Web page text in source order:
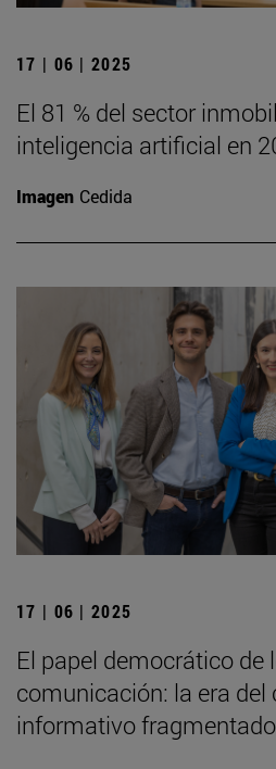
17 | 06 | 2025
El 81 % del sector
inteligencia artificial en
Imagen Cedida
17 | 06 | 2025
El papel democrático de
comunicación: la era
informativo